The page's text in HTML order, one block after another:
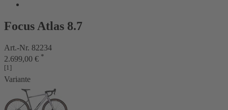
Focus Atlas 8.7
Art.-Nr. 82234
2.699,00 € *
[1]
Variante